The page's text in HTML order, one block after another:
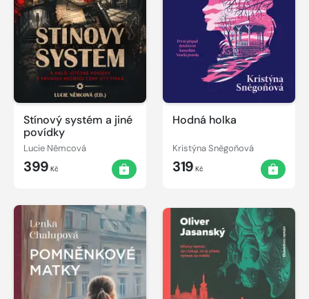
Stínový systém a jiné
povídky
Lucie Němcová
399 Kč
Hodná holka
Kristýna Sněgoňová
319 Kč